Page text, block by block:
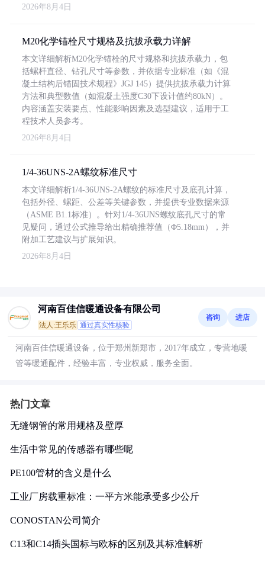
2026年8月4日
M20化学锚栓尺寸规格及抗拔承载力详解
本文详细解析M20化学锚栓的尺寸规格和抗拔承载力，包
括螺杆直径、钻孔尺寸等参数，并依据专业标准（如《混
凝土结构后锚固技术规程》JGJ 145）提供抗拔承载力计算
方法和典型数值（如混凝土强度C30下设计值约80kN）。
内容涵盖安装要点、性能影响因素及选型建议，适用于工
程技术人员参考。
2026年8月4日
1/4-36UNS-2A螺纹标准尺寸
本文详细解析1/4-36UNS-2A螺纹的标准尺寸及底孔计算，
包括外径、螺距、公差等关键参数，并提供专业数据来源
（ASME B1.1标准）。针对1/4-36UNS螺纹底孔尺寸的常
见疑问，通过公式推导给出精确推荐值（Φ5.18mm），并
附加工艺建议与扩展知识。
2026年8月4日
河南百佳信暖通设备有限公司
法人:王乐乐 通过真实性核验
咨询 进店
河南百佳信暖通设备，位于郑州新郑市，2017年成立，专营地暖
管等暖通配件，经验丰富，专业权威，服务全面。
热门文章
无缝钢管的常用规格及壁厚
生活中常见的传感器有哪些呢
PE100管材的含义是什么
工业厂房载重标准：一平方米能承受多少公斤
CONOSTAN公司简介
C13和C14插头国标与欧标的区别及其标准解析